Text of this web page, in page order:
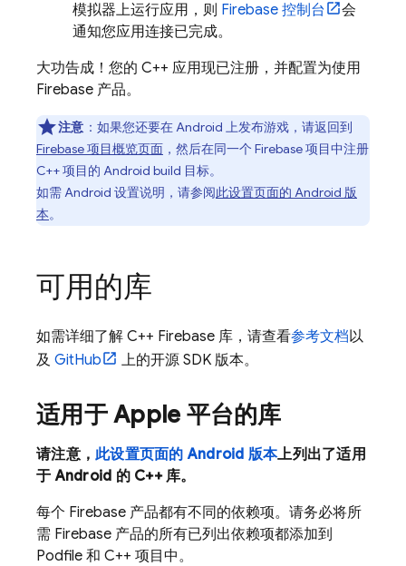
模拟器上运行应用，则 Firebase 控制台
会
通知您应用连接已完成。
大功告成！您的 C++ 应用现已注册，并配置为使用
Firebase 产品。
注意 ：如果您还要在 Android 上发布游戏，请返回到
Firebase 项目概览页面 ，然后在同一个 Firebase 项目中注册
C++ 项目的 Android build 目标。
如需 Android 设置说明，请参阅此设置页面的 Android 版
本。
可用的库
如需详细了解 C++ Firebase 库，请查看参考文档以
及 GitHub 上的开源 SDK 版本。
适用于 Apple 平台的库
请注意， 此设置页面的 Android 版本上列出了适用
于 Android 的 C++ 库。
每个 Firebase 产品都有不同的依赖项。请务必将所
需 Firebase 产品的所有已列出依赖项都添加到
Podfile 和 C++ 项目中。